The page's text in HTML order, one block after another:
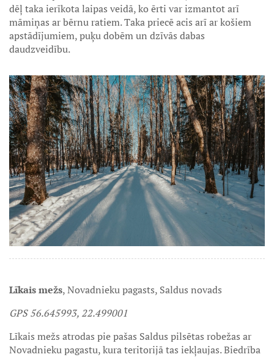
dēļ taka ierīkota laipas veidā, ko ērti var izmantot arī
māmiņas ar bērnu ratiem. Taka priecē acis arī ar košiem
apstādījumiem, puķu dobēm un dzīvās dabas
daudzveidību.
Līkais mežs, Novadnieku pagasts, Saldus novads
GPS 56.645993, 22.499001
Līkais mežs atrodas pie pašas Saldus pilsētas robežas ar
Novadnieku pagastu, kura teritorijā tas iekļaujas. Biedrība